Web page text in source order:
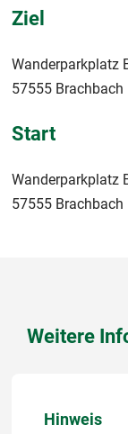
Ziel
Wanderparkplatz
57555 Brachbach
Start
Wanderparkplatz
57555 Brachbach
Weitere
Hinweis